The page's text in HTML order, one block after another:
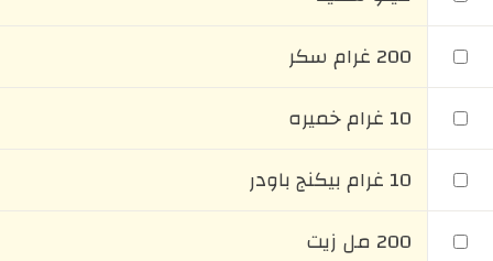
200 غرام سكر
10 غرام خميره
10 غرام بيكنج باودر
200 مل زيت